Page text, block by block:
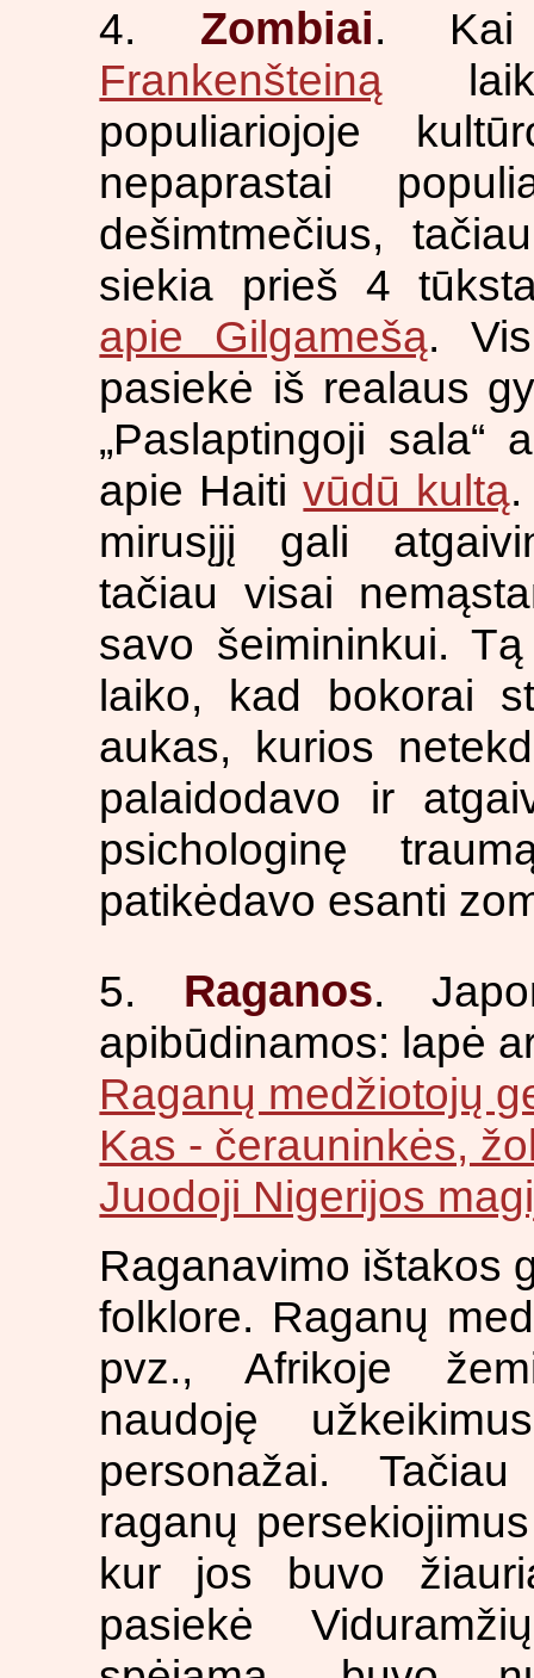
4. Zombiai. Kai
Frankenšteiną
populiariojoje
nepaprastai
dešimtmečius,
siekia prieš 4
apie Gilgamešą.
pasiekė iš realaus
„Paslaptingoji sala“
apie Haitivūdū kultą
mirusįjį gali
tačiau visai
savo šeimininkui.
laiko, kad bokorai
aukas, kurios
palaidodavo ir
psichologinę
patikėdavo esanti
5. Raganos.
apibūdinamos: lapė
Raganų medžiotojų
Kas - čerauninkės,
Juodoji Nigerijos
Raganavimo ištakos
folklore. Raganų
pvz., Afrikoje
naudoję
personažai.
raganų
kur jos buvo
pasiekė